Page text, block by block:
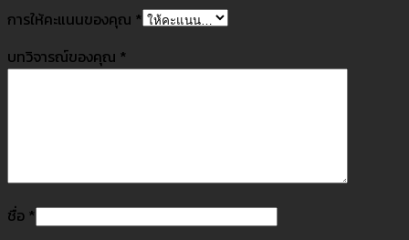
การให้คะแนนของคุณ *
บทวิจารณ์ของคุณ *
ชื่อ *